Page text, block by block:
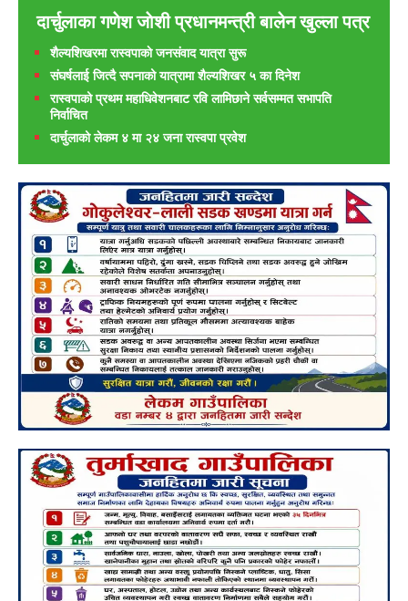
दार्चुलाका गणेश जाेशी प्रधानमन्त्री बालेन खुल्ला पत्र
शैल्यशिखरमा रास्वपाकाे जनसंवाद यात्रा सुरू
संघर्षलाई जित्दै सपनाको यात्रामा शैल्यशिखर ५ का दिनेश
रास्वपाको प्रथम महाधिवेशनबाट रवि लामिछाने सर्वसम्मत सभापति
निर्वाचित
दार्चुलाको लेकम ४ मा २४ जना रास्वपा प्रवेश